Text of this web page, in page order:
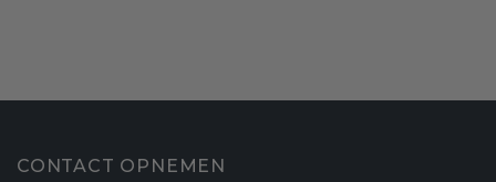
CONTACT OPNEMEN